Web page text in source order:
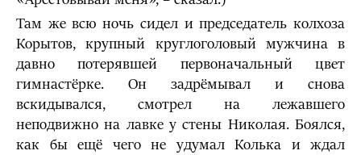
Там же всю ночь сидел и председатель колхоза
Корытов, крупный круглоголовый мужчина в
давно потерявшей первоначальный цвет
гимнастёрке. Он задрёмывал и снова
вскидывался, смотрел на лежавшего
неподвижно на лавке у стены Николая. Боялся,
как бы ещё чего не удумал Колька и ждал